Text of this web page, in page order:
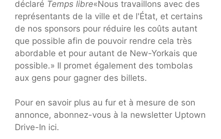
déclaré Temps libre«Nous travaillons avec des
représentants de la ville et de l'État, et certains
de nos sponsors pour réduire les coûts autant
que possible afin de pouvoir rendre cela très
abordable et pour autant de New-Yorkais que
possible.» Il promet également des tombolas
aux gens pour gagner des billets.
Pour en savoir plus au fur et à mesure de son
annonce, abonnez-vous à la newsletter Uptown
Drive-In ici.